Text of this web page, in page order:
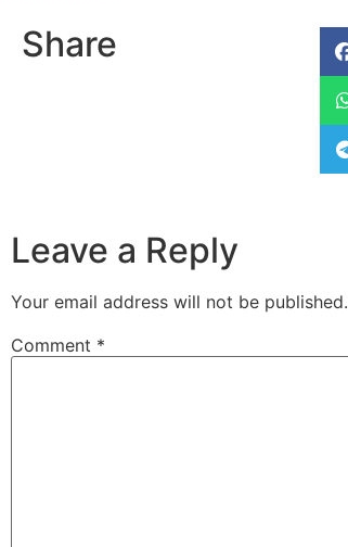
Share
Leave a Reply
Your email address will not be published.
Comment *